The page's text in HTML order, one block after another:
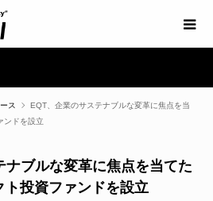
ス
EQT、企業のサステナブルな変革に焦点を当
ンドを設立
ナブルな変革に焦点を当てた
投資ファンドを設立